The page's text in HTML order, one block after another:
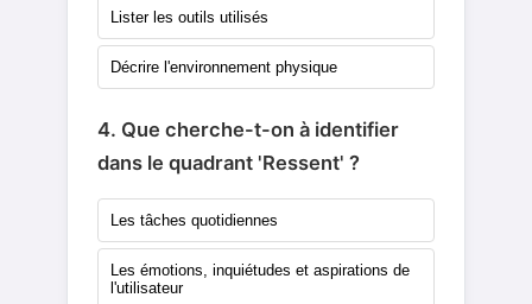
Lister les outils utilisés
Décrire l'environnement physique
4. Que cherche-t-on à identifier
dans le quadrant 'Ressent' ?
Les tâches quotidiennes
Les émotions, inquiétudes et aspirations de
l'utilisateur